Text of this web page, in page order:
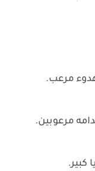
مرعب.
مرعوبين.
كبير.